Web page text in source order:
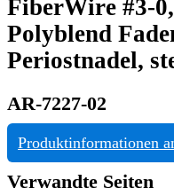
FiberWire #3-
Polyblend
Periostnadel,
AR-7227-02
Produktinformationen
Verwandte Seiten